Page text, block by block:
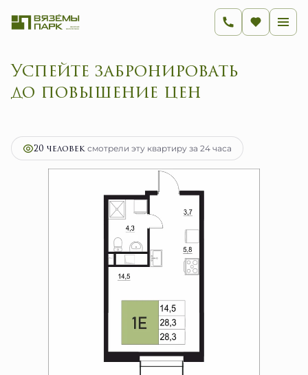
Успейте забронировать
до повышение цен
1-комнатная28.3 м2
20 человексмотрели эту квартиру за 24 часа